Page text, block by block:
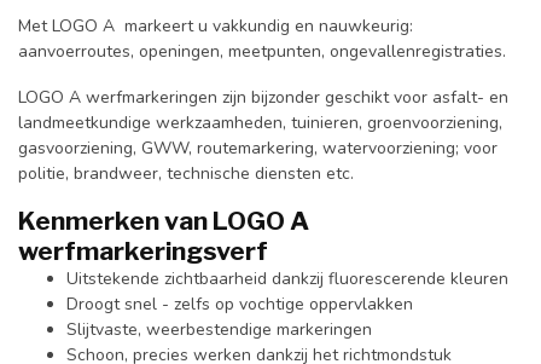
Met LOGO A markeert u vakkundig en nauwkeurig:
aanvoerroutes, openingen, meetpunten, ongevallenregistraties.
LOGO A werfmarkeringen zijn bijzonder geschikt voor asfalt- en
landmeetkundige werkzaamheden, tuinieren, groenvoorziening,
gasvoorziening, GWW, routemarkering, watervoorziening; voor
politie, brandweer, technische diensten etc.
Kenmerken van LOGO A
werfmarkeringsverf
Uitstekende zichtbaarheid dankzij fluorescerende kleuren
Droogt snel - zelfs op vochtige oppervlakken
Slijtvaste, weerbestendige markeringen
Schoon, precies werken dankzij het richtmondstuk